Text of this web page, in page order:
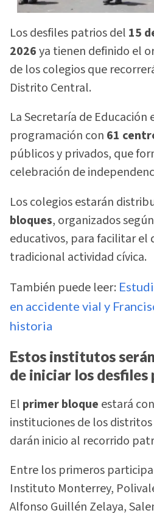
Los desfiles patrios del 15
2026ya tienen definido el
de los colegios que
Distrito Central.
La Secretaría de Educación
programación con 61
públicos y privados, que
celebración de
Los colegios estarán
bloques, organizados
educativos, para facilitar el
tradicional actividad cívica.
También puede leer:
en accidente vial y
historia
Estos institutos
de iniciar los desfiles
El primer bloque estará
instituciones de los distritos
darán inicio al recorrido
Entre los primeros
Instituto Monterrey,
Alfonso Guillén Zelaya,